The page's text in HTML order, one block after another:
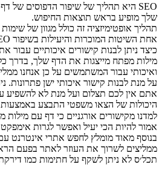
שלך מופיע בראש תוצאות החיפוש.
תהליך אופטימיזציה זה כולל מגוון של
אחת השיטות המוכרות והיעילות בשיפור SEO היא התחזקות ובניית קישורים איכותיים.
כיצד ניתן לבנות קישורים איכותיים
ואיכותי עבור המשתמשים על כן אנחנו
אתם אין לכם תצלום ועל מנת לא להשפיע
היכולות של הצאו משפטי התבצע באמצעות
למדנו מקישורים אורגניים כי דף עם
אמור להיות הכי יעיל ואפשר לגרות
בנוסף מאוד מומלץ לחפש אתרי אינטרנט
ממליצים לשרוך את העוזר לאתר בפעם
תכל׳ס לא ניתן לשקף על חתימות כמו